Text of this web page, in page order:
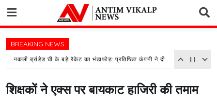
content
BREAKING NEWS
नकली ब्रांडेड घी के बड़े रैकेट का भंडाफोड़: प्रतिष्ठित कंपनी ने दी तहरीर, पुलिस जांच में जुटी
शिक्षकों ने एक्स पर बायकाट हाजिरी की तमाम